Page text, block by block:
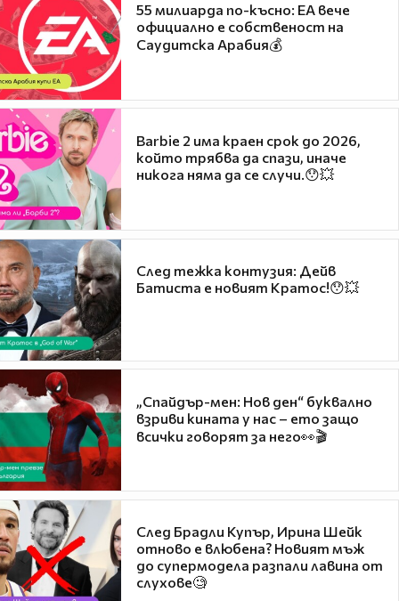
55 милиарда по-късно: EA вече
официално е собственост на
Саудитска Арабия💰
Barbie 2 има краен срок до 2026,
който трябва да спази, иначе
никога няма да се случи.😯💥
След тежка контузия: Дейв
Батиста е новият Кратос!😯💥
„Спайдър-мен: Нов ден“ буквално
взриви кината у нас – ето защо
всички говорят за него👀🎬
След Брадли Купър, Ирина Шейк
отново е влюбена? Новият мъж
до супермодела разпали лавина от
слухове🧐